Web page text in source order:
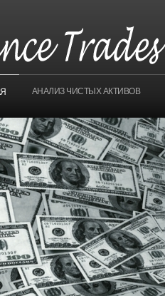
АНАЛИЗ ЧИСТЫХ АКТИВОВ